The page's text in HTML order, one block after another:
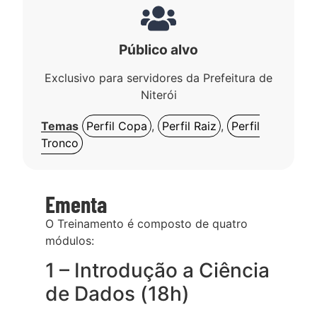
Público alvo
Exclusivo para servidores da Prefeitura de
Niterói
Temas Perfil Copa , Perfil Raiz ,
Perfil
Tronco
Ementa
O Treinamento é composto de quatro
módulos:
1 – Introdução a Ciência
de Dados (18h)